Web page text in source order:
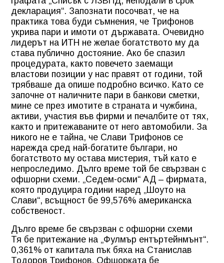
декларация“. Запознати посочват, че на
практика това буди съмнения, че Трифонов
укрива пари и имоти от държавата. Очевидно
лидерът на ИТН не желае богатството му да
става публично достояние. Ако бе спазил
процедурата, както повечето заемащи
властови позиции у нас правят от години, той
трябваше да опише подробно всичко. Като се
започне от наличните пари в банкови сметки,
мине се през имотите в страната и чужбина,
активи, участия във фирми и печалбите от тях,
както и притежаваните от него автомобили. За
никого не е тайна, че Слави Трифонов се
нарежда сред най-богатите българи, но
богатството му остава мистерия, тъй като е
непроследимо. Дълго време той бе свързван с
офшорни схеми. „Седем-осми“ АД – фирмата,
която продуцира години наред „Шоуто на
Слави“, всъщност бе 99,576% американска
собственост.
Дълго време бе свързван с офшорни схеми
Тя бе притежание на „Фулмър ентъртейнмънт“.
0,361% от капитала пък бяха на Станислав
Тодоров Трифонов. Офшорката бе